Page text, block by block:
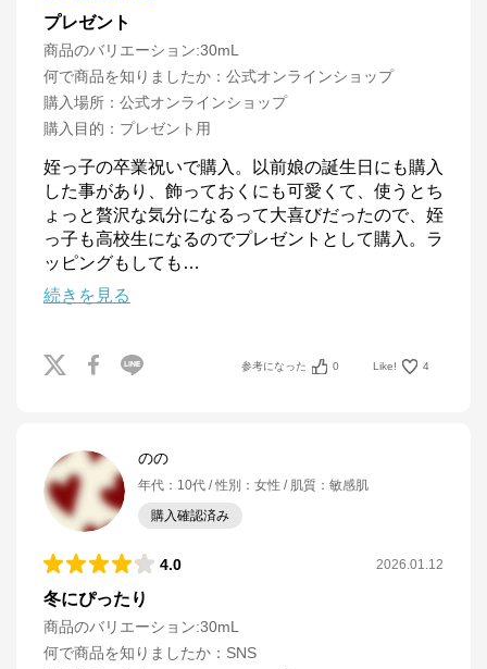
プレゼント
商品のバリエーション:30mL
何で商品を知りましたか ： 公式オンラインショップ
購入場所 ： 公式オンラインショップ
購入目的 ： プレゼント用
姪っ子の卒業祝いで購入。以前娘の誕生日にも購入
した事があり、飾っておくにも可愛くて、使うとち
ょっと贅沢な気分になるって大喜びだったので、姪
っ子も高校生になるのでプレゼントとして購入。ラ
ッピングもしても …
続きを見る
参考になった 0 Like! 4
のの
年代 ： 10代 性別 ： 女性 肌質 ： 敏感肌
購入確認済み
4.0 2026.01.12
冬にぴったり
商品のバリエーション:30mL
何で商品を知りましたか ： SNS